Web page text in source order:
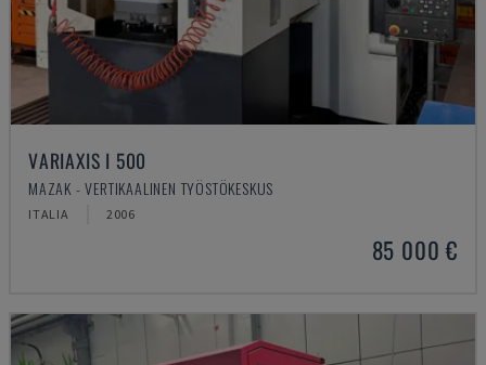
VARIAXIS I 500
MAZAK - VERTIKAALINEN TYÖSTÖKESKUS
ITALIA 2006
85 000 €